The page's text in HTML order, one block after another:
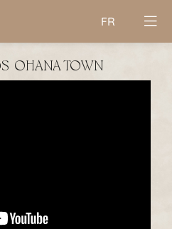
FR
| OHANA TOWN